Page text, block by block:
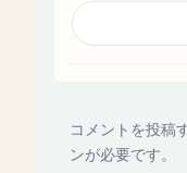
コメントを投稿
ンが必要です。